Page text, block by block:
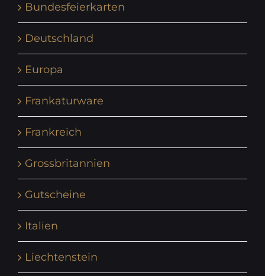
Bundesfeierkarten
Deutschland
Europa
Frankaturware
Frankreich
Grossbritannien
Gutscheine
Italien
Liechtenstein